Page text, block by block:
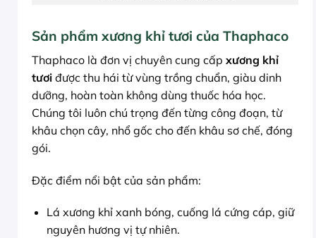
Sản phẩm xương khỉ tươi của Thaphaco
Thaphaco là đơn vị chuyên cung cấp xương khỉ
tươi được thu hái từ vùng trồng chuẩn, giàu dinh
dưỡng, hoàn toàn không dùng thuốc hóa học.
Chúng tôi luôn chú trọng đến từng công đoạn, từ
khâu chọn cây, nhổ gốc cho đến khâu sơ chế, đóng
gói.
Đặc điểm nổi bật của sản phẩm:
Lá xương khỉ xanh bóng, cuống lá cứng cáp, giữ
nguyên hương vị tự nhiên.